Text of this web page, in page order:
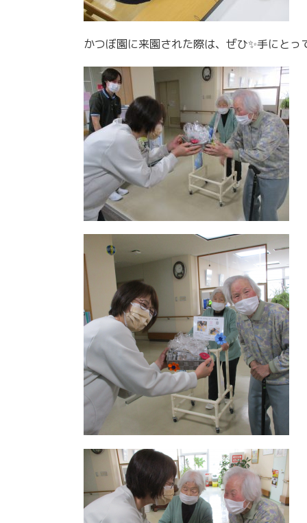
かつぼ園に来園された際は、ぜひ✨手にと